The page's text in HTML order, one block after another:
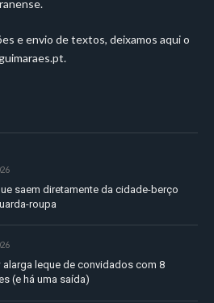
e envio de textos, deixamos aqui o
.
saem diretamente da cidade-berço
roupa
alarga leque de convidados com 8
(e há uma saída)